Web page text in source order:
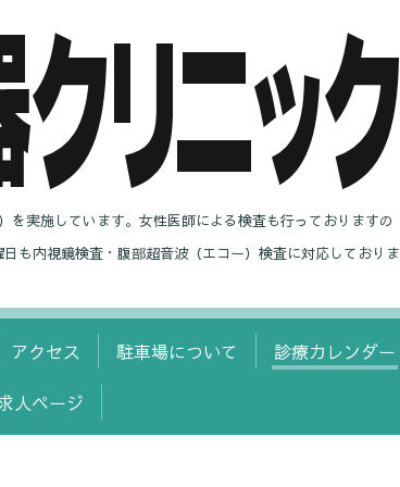
実施しています。女性医師による検査も行っておりますの
も内視鏡検査・腹部超音波（エコー）検査に対応しておりま
アクセス 駐車場について 診療カレンダー
人ページ